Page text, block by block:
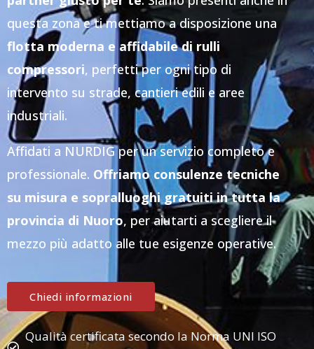
questa zona e ti mettiamo a disposizione una
flotta moderna e affidabile di rulli
compressori, perfetti per ogni tipo di
intervento su strade, cantieri edili e aree
industriali.
Affidati a NURDIG per un servizio completo e
professionale. Offriamo consulenze tecniche
su misura e sopralluoghi gratuiti in tutta la
provincia di Nuoro, per aiutarti a scegliere il
mezzo più adatto alle tue esigenze operative.
Chiedi informazioni
Qualità certificata secondo la Norma UNI ISO